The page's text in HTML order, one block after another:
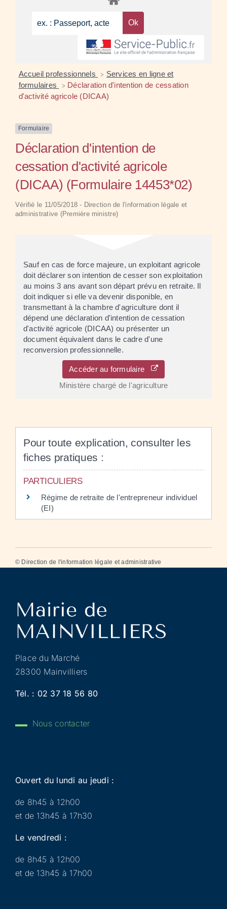
Accueil professionnels > Services en ligne et
formulaires
> Déclaration d'intention de cessation
d'activité agricole (DICAA)
Formulaire
Déclaration d'intention de
cessation d'activité agricole
(DICAA) (Formulaire 14453*02)
Vérifié le 11/05/2018 - Direction de l'information légale et
administrative (Première ministre)
Sauf en cas de force majeure, un exploitant agricole
doit déclarer son intention de cesser son exploitation
au moins 3 ans avant son départ prévu en retraite. Il
doit indiquer si elle va devenir disponible, en
transmettant à la chambre d'agriculture dont il
dépend une déclaration d'intention de cessation
d'activité agricole (DICAA) ou présenter un
document équivalent dans le cadre d'une
reconversion professionnelle.
Accéder au formulaire
Ministère chargé de l'agriculture
Pour toute explication, consulter les
fiches pratiques :
PARTICULIERS
Régime de retraite de l'entrepreneur individuel
(EI)
© Direction de l'information légale et administrative
Place du Marché
28300 Mainvilliers
Tél. : 02 37 18 56 80
Nous contacter
Ouvert du lundi au jeudi :
de 8h45 à 12h00
et de 13h45 à 17h30
Le vendredi :
de 8h45 à 12h00
et de 13h45 à 17h00